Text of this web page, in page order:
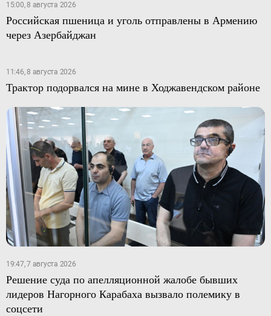
15:00, 8 августа 2026
Российская пшеница и уголь отправлены в Армению
через Азербайджан
11:46, 8 августа 2026
Трактор подорвался на мине в Ходжавендском районе
19:47, 7 августа 2026
Решение суда по апелляционной жалобе бывших
лидеров Нагорного Карабаха вызвало полемику в
соцсети